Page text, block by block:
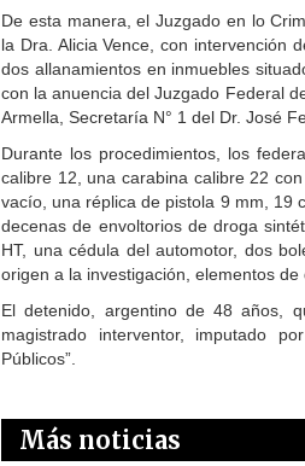
De esta manera, el Juzgado en lo
la Dra. Alicia Vence, con intervención
dos allanamientos en inmuebles
con la anuencia del Juzgado Federal
Armella, Secretaría N° 1 del Dr. José
Durante los procedimientos, los
calibre 12, una carabina calibre 22
vacío, una réplica de pistola 9 mm, 19
decenas de envoltorios de droga
HT, una cédula del automotor, dos
origen a la investigación, elementos
El detenido, argentino de 48 años,
magistrado interventor, imputado
Públicos”.
Más noticias